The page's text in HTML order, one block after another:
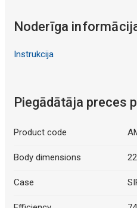
Noderīga
Instrukcija
Piegādātāja preces
Product code
Body dimensions
Case